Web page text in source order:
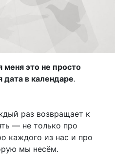
меня это не просто
в календаре.
раз возвращает к
— не только про
каждого из нас и про
мы несём.